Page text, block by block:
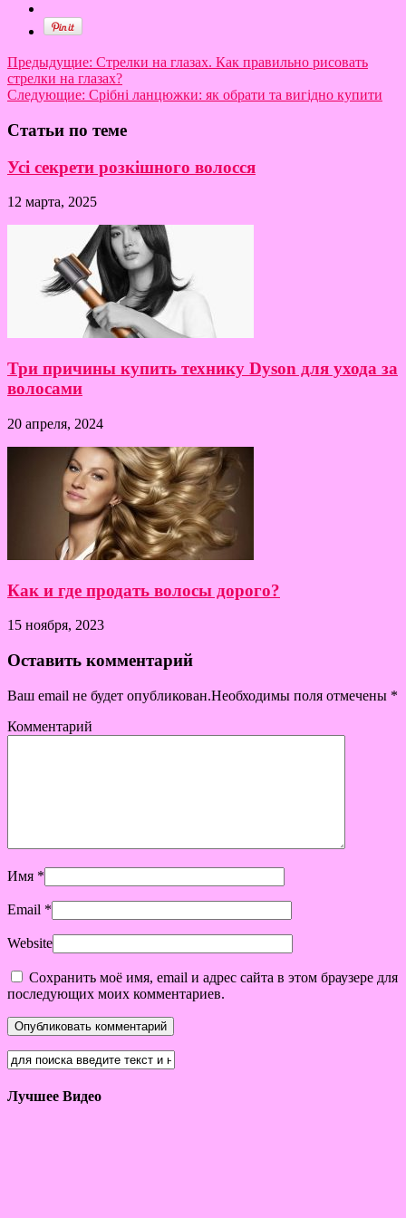
Предыдущие: Стрелки на глазах. Как правильно рисовать
стрелки на глазах?
Следующие: Срібні ланцюжки: як обрати та вигідно купити
Статьи по теме
Усі секрети розкішного волосся
12 марта, 2025
Три причины купить технику Dyson для ухода за
волосами
20 апреля, 2024
Как и где продать волосы дорого?
15 ноября, 2023
Оставить комментарий
Ваш email не будет опубликован.Необходимы поля отмечены *
Комментарий
Имя *
Email *
Website
Сохранить моё имя, email и адрес сайта в этом браузере для
последующих моих комментариев.
Лучшее Видео